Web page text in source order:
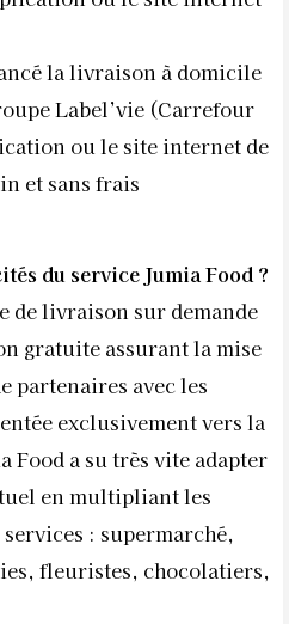
la livraison à domicile
Label’vie (Carrefour
ou le site internet de
et sans frais
du service Jumia Food ?
de livraison sur demande
gratuite assurant la mise
partenaires avec les
exclusivement vers la
Food a su très vite adapter
en multipliant les
: supermarché,
fleuristes, chocolatiers,